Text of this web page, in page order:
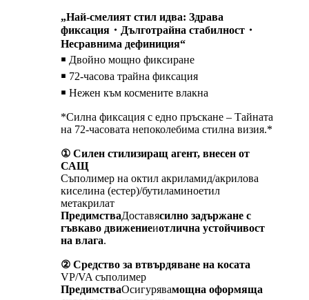
„Най-смелият стил идва: Здрава
фиксация・Дълготрайна стабилност・
Несравнима дефиниция“
￭ Двойно мощно фиксиране
￭ 72-часова трайна фиксация
￭ Нежен към космените влакна
*Силна фиксация с едно пръскане – Тайната
на 72-часовата непоколебима стилна визия.*
① Силен стилизиращ агент, внесен от
САЩ
Съполимер на октил акриламид/акрилова
киселина (естер)/бутиламиноетил
метакрилат
ПредимстваДоставясилно задържане с
гъвкаво движениеиотлична устойчивост
на влага.
② Средство за втвърдяване на косата
VP/VA съполимер
ПредимстваОсигурявамощна оформяща